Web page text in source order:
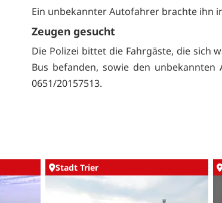
Ein unbekannter Autofahrer brachte ihn
Zeugen gesucht
Die Polizei bittet die Fahrgäste, die sich
Bus befanden, sowie den
0651/20157513.
Stadt Trier